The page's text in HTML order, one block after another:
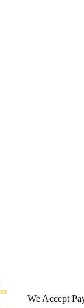
We Accept